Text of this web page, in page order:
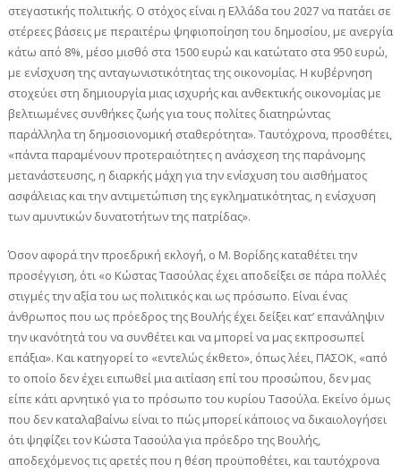
στεγαστικής πολιτικής. Ο στόχος είναι η Ελλάδα του 2027 να πατάει σε
στέρεες βάσεις με περαιτέρω ψηφιοποίηση του δημοσίου, με ανεργία
κάτω από 8%, μέσο μισθό στα 1500 ευρώ και κατώτατο στα 950 ευρώ,
με ενίσχυση της ανταγωνιστικότητας της οικονομίας. Η κυβέρνηση
στοχεύει στη δημιουργία μιας ισχυρής και ανθεκτικής οικονομίας με
βελτιωμένες συνθήκες ζωής για τους πολίτες διατηρώντας
παράλληλα τη δημοσιονομική σταθερότητα». Ταυτόχρονα, προσθέτει,
«πάντα παραμένουν προτεραιότητες η ανάσχεση της παράνομης
μετανάστευσης, η διαρκής μάχη για την ενίσχυση του αισθήματος
ασφάλειας και την αντιμετώπιση της εγκληματικότητας, η ενίσχυση
των αμυντικών δυνατοτήτων της πατρίδας».
Όσον αφορά την προεδρική εκλογή, ο Μ. Βορίδης καταθέτει την
προσέγγιση, ότι «ο Κώστας Τασούλας έχει αποδείξει σε πάρα πολλές
στιγμές την αξία του ως πολιτικός και ως πρόσωπο. Είναι ένας
άνθρωπος που ως πρόεδρος της Βουλής έχει δείξει κατ’ επανάληψιν
την ικανότητά του να συνθέτει και να μπορεί να μας εκπροσωπεί
επάξια». Και κατηγορεί το «εντελώς έκθετο», όπως λέει, ΠΑΣΟΚ, «από
το οποίο δεν έχει ειπωθεί μια αιτίαση επί του προσώπου, δεν μας
είπε κάτι αρνητικό για το πρόσωπο του κυρίου Τασούλα. Εκείνο όμως
που δεν καταλαβαίνω είναι το πώς μπορεί κάποιος να δικαιολογήσει
ότι ψηφίζει τον Κώστα Τασούλα για πρόεδρο της Βουλής,
αποδεχόμενος τις αρετές που η θέση προϋποθέτει, και ταυτόχρονα